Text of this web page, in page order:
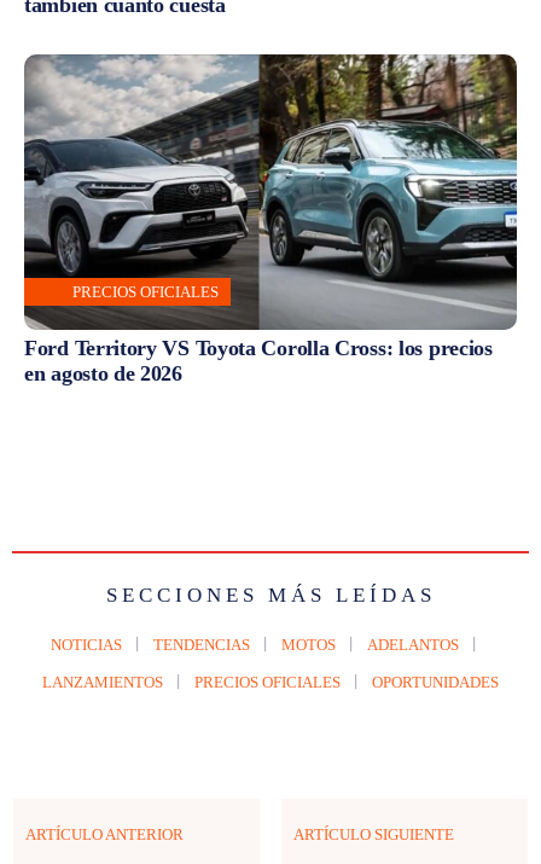
PRECIOS OFICIALES
Ford Territory VS Toyota Corolla Cross: los precios
en agosto de 2026
SECCIONES MÁS LEÍDAS
NOTICIAS TENDENCIAS MOTOS ADELANTOS
LANZAMIENTOS PRECIOS OFICIALES OPORTUNIDADES
ARTÍCULO ANTERIOR ARTÍCULO SIGUIENTE